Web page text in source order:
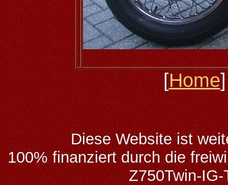
[Home]
Diese Website ist
100% finanziert durch die
Z750Twin-